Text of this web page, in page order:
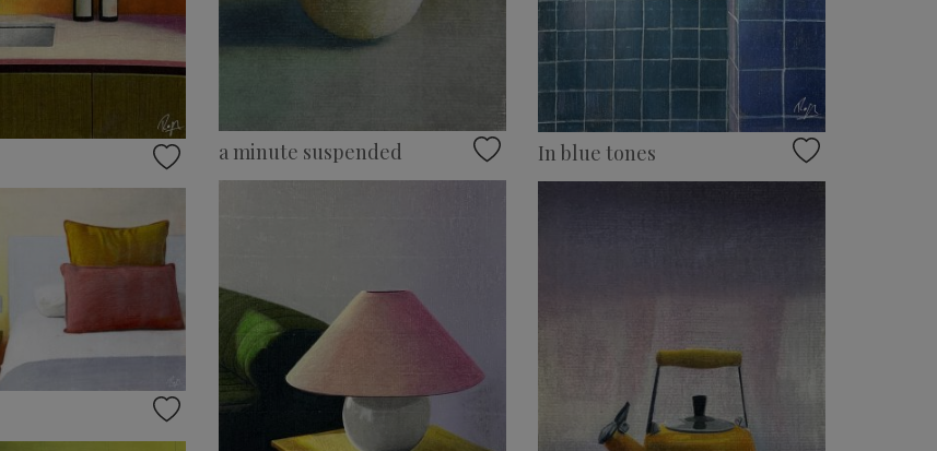
In blue tones
a minute suspended